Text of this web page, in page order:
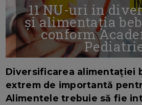
11 NU-uri in
și alimentația
conform
Diversificarea alimentației
extrem de importantă
Alimentele trebuie să fie